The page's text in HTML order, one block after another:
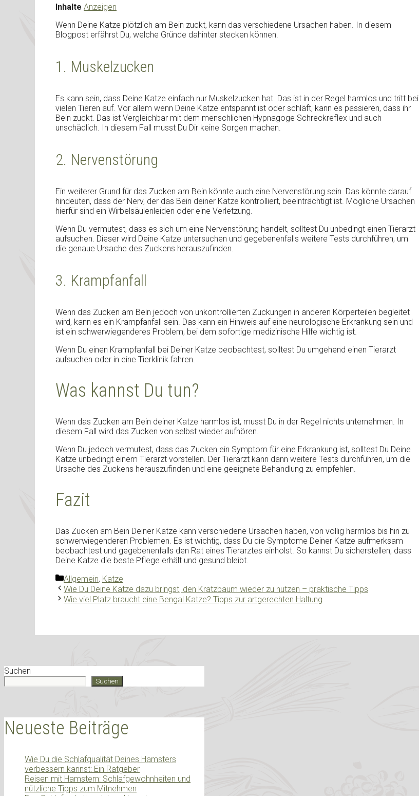
Inhalte Anzeigen
Wenn Deine Katze plötzlich am Bein zuckt, kann das verschiedene Ursachen haben. In diesem
Blogpost erfährst Du, welche Gründe dahinter stecken können.
1. Muskelzucken
Es kann sein, dass Deine Katze einfach nur Muskelzucken hat. Das ist in der Regel harmlos und tritt bei
vielen Tieren auf. Vor allem wenn Deine Katze entspannt ist oder schläft, kann es passieren, dass ihr
Bein zuckt. Das ist Vergleichbar mit dem menschlichen Hypnagoge Schreckreflex und auch
unschädlich. In diesem Fall musst Du Dir keine Sorgen machen.
2. Nervenstörung
Ein weiterer Grund für das Zucken am Bein könnte auch eine Nervenstörung sein. Das könnte darauf
hindeuten, dass der Nerv, der das Bein deiner Katze kontrolliert, beeinträchtigt ist. Mögliche Ursachen
hierfür sind ein Wirbelsäulenleiden oder eine Verletzung.
Wenn Du vermutest, dass es sich um eine Nervenstörung handelt, solltest Du unbedingt einen Tierarzt
aufsuchen. Dieser wird Deine Katze untersuchen und gegebenenfalls weitere Tests durchführen, um
die genaue Ursache des Zuckens herauszufinden.
3. Krampfanfall
Wenn das Zucken am Bein jedoch von unkontrollierten Zuckungen in anderen Körperteilen begleitet
wird, kann es ein Krampfanfall sein. Das kann ein Hinweis auf eine neurologische Erkrankung sein und
ist ein schwerwiegenderes Problem, bei dem sofortige medizinische Hilfe wichtig ist.
Wenn Du einen Krampfanfall bei Deiner Katze beobachtest, solltest Du umgehend einen Tierarzt
aufsuchen oder in eine Tierklinik fahren.
Was kannst Du tun?
Wenn das Zucken am Bein deiner Katze harmlos ist, musst Du in der Regel nichts unternehmen. In
diesem Fall wird das Zucken von selbst wieder aufhören.
Wenn Du jedoch vermutest, dass das Zucken ein Symptom für eine Erkrankung ist, solltest Du Deine
Katze unbedingt einem Tierarzt vorstellen. Der Tierarzt kann dann weitere Tests durchführen, um die
Ursache des Zuckens herauszufinden und eine geeignete Behandlung zu empfehlen.
Fazit
Das Zucken am Bein Deiner Katze kann verschiedene Ursachen haben, von völlig harmlos bis hin zu
schwerwiegenderen Problemen. Es ist wichtig, dass Du die Symptome Deiner Katze aufmerksam
beobachtest und gegebenenfalls den Rat eines Tierarztes einholst. So kannst Du sicherstellen, dass
Deine Katze die beste Pflege erhält und gesund bleibt.
Kategorien
Allgemein, Katze
Wie Du Deine Katze dazu bringst, den Kratzbaum wieder zu nutzen – praktische Tipps
Wie viel Platz braucht eine Bengal Katze? Tipps zur artgerechten Haltung
Suchen
Suchen
Neueste Beiträge
Wie Du die Schlafqualität Deines Hamsters
verbessern kannst: Ein Ratgeber
Reisen mit Hamstern: Schlafgewohnheiten und
nützliche Tipps zum Mitnehmen